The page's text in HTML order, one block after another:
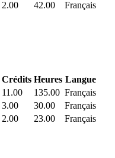
2.00 42.00 Français
Crédits Heures Langue
11.00 135.00 Français
3.00 30.00
Français
2.00 23.00 Français